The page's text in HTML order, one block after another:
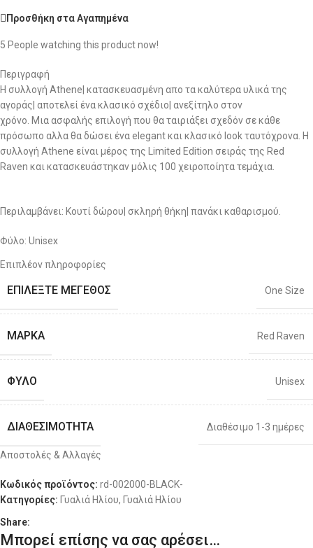
Προσθήκη στα Αγαπημένα
5 People watching this product now!
Περιγραφή
Η συλλογή Athene| κατασκευασμένη απο τα καλύτερα υλικά της
αγοράς| αποτελεί ένα κλασικό σχέδιο| ανεξίτηλο στον
χρόνο. Μια ασφαλής επιλογή που θα ταιριάξει σχεδόν σε κάθε
πρόσωπο αλλα θα δώσει ένα elegant και κλασικό look ταυτόχρονα. Η
συλλογή Athene είναι μέρος της Limited Edition σειράς της Red
Raven και κατασκευάστηκαν μόλις 100 χειροποίητα τεμάχια.
Περιλαμβάνει: Κουτί δώρου| σκληρή θήκη| πανάκι καθαρισμού.
Φύλο: Unisex
100% UV protection| UV400 Polarized
Eμπρόσθιο Μήκος: 13.4εκ.
Μήκος Βραχίονα: 14.5εκ.
Επιπλέον πληροφορίες
ΕΠΙΛΈΞΤΕ ΜΈΓΕΘΟΣ One Size
ΜΆΡΚΑ Red Raven
ΦΎΛΟ Unisex
ΔΙΑΘΕΣΙΜΌΤΗΤΑ Διαθέσιμο 1-3 ημέρες
Αποστολές & Αλλαγές
Κωδικός προϊόντος: rd-002000-BLACK-
Κατηγορίες: Γυαλιά Ηλίου, Γυαλιά Ηλίου
Share:
Μπορεί επίσης να σας αρέσει…